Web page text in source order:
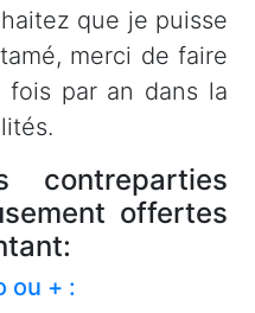
que je puisse
merci de faire
par an dans la
contreparties
offertes
ou + :